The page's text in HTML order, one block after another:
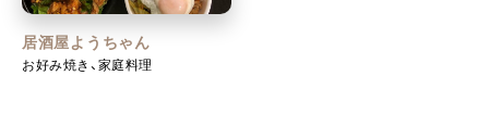
居酒屋ようちゃん
お好み焼き、家庭料理